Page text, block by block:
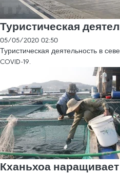
Туристическая
05/05/2020 02:50
Туристическая деятельность в
COVID-19.
Кханьхоа